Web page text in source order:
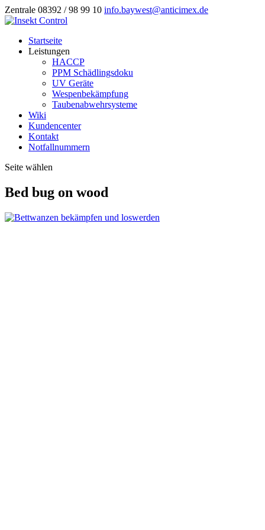
Zentrale 08392 / 98 99 10 info.baywest@anticimex.de
Startseite
Leistungen
HACCP
PPM Schädlingsdoku
UV Geräte
Wespenbekämpfung
Taubenabwehrsysteme
Wiki
Kundencenter
Kontakt
Notfallnummern
Seite wählen
Bed bug on wood